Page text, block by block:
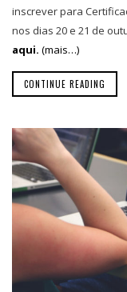
inscrever para
nos dias 20 e 21 de
aqui. (mais…)
CONTINUE READING